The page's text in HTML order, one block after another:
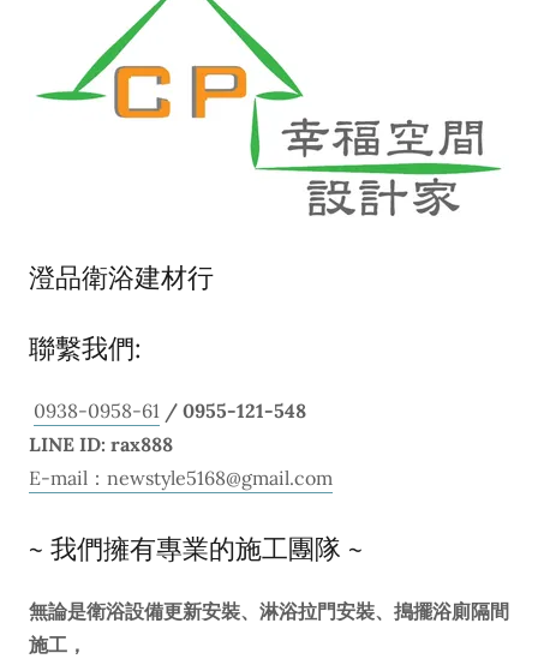
澄品衛浴建材行
聯繫我們:
0938-0958-61 / 0955-121-548
LINE ID: rax888
E-mail：newstyle5168@gmail.com
~ 我們擁有專業的施工團隊 ~
無論是衛浴設備更新安裝、淋浴拉門安裝、搗擺浴廁隔間
施工，